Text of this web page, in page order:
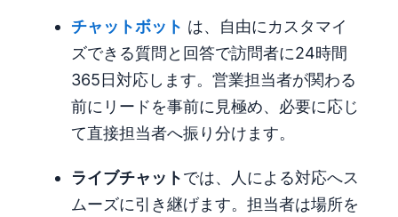
チャットボット は、自由にカスタマイ
ズできる質問と回答で訪問者に24時間
365日対応します。営業担当者が関わる
前にリードを事前に見極め、必要に応じ
て直接担当者へ振り分けます。
ライブチャットでは、人による対応へス
ムーズに引き継げます。担当者は場所を